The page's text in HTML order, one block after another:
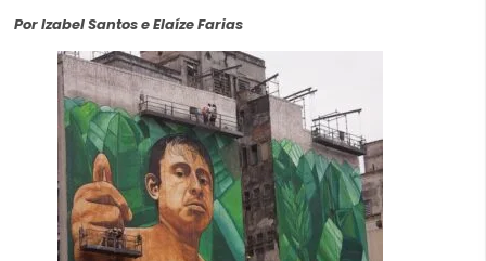
Por Izabel Santos e Elaíze Farias